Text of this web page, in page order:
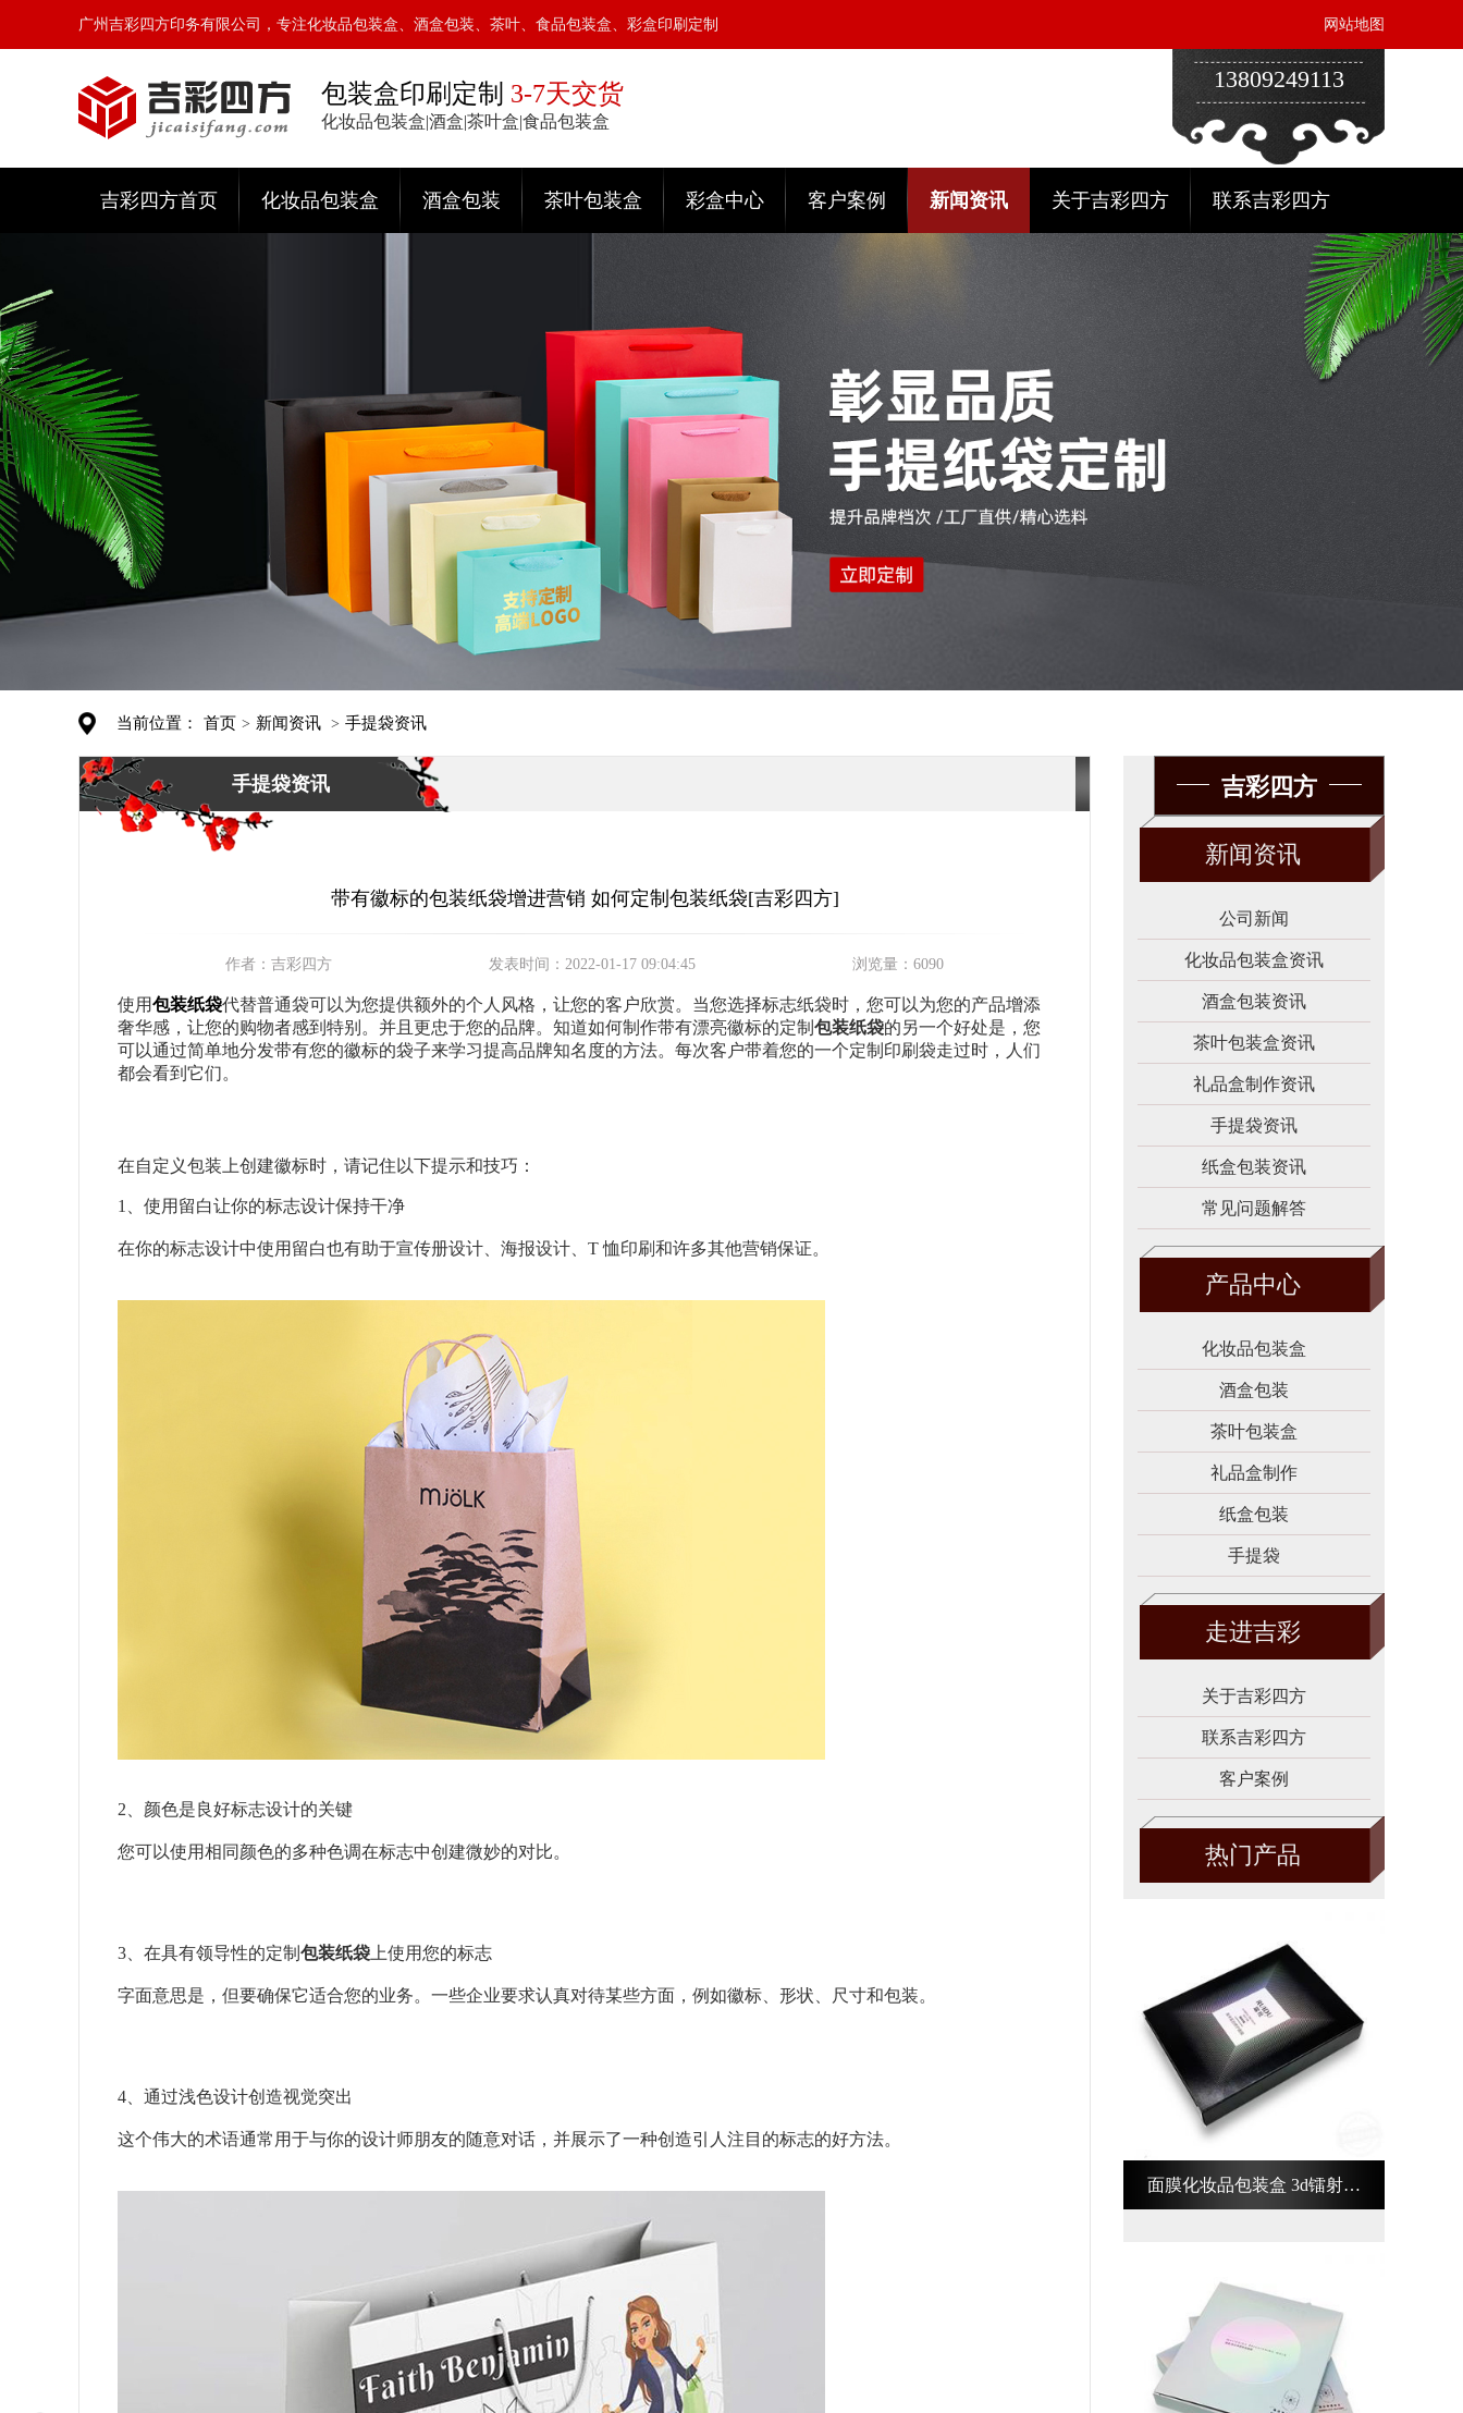
广州吉彩四方印务有限公司，专注化妆品包装盒、酒盒包装、茶叶、食品包装盒、彩盒印刷定制 网站地图
包装盒印刷定制 3-7天交货
化妆品包装盒|酒盒|茶叶盒|食品包装盒
13809249113
吉彩四方首页 化妆品包装盒 酒盒包装 茶叶包装盒 彩盒中心 客户案例 新闻资讯 关于吉彩四方 联系吉彩四方
当前位置： 首页 > 新闻资讯 > 手提袋资讯
手提袋资讯
带有徽标的包装纸袋增进营销 如何定制包装纸袋[吉彩四方]
作者： 吉彩四方 发表时间： 2022-01-17 09:04:45 浏览量： 6090
使用包装纸袋代替普通袋可以为您提供额外的个人风格，让您的客户欣赏。当您选择标志纸袋时，您可以为您的产品增添
奢华感，让您的购物者感到特别。并且更忠于您的品牌。知道如何制作带有漂亮徽标的定制 包装纸袋的另一个好处是，您
可以通过简单地分发带有您的徽标的袋子来学习提高品牌知名度的方法。每次客户带着您的一个定制印刷袋走过时，人们
都会看到它们。
在自定义包装上创建徽标时，请记住以下提示和技巧：
1、使用留白让你的标志设计保持干净
在你的标志设计中使用留白也有助于宣传册设计、海报设计、T 恤印刷和许多其他营销保证。
2、颜色是良好标志设计的关键
您可以使用相同颜色的多种色调在标志中创建微妙的对比。
3、在具有领导性的定制 包装纸袋 上使用您的标志
字面意思是，但要确保它适合您的业务。一些企业要求认真对待某些方面，例如徽标、形状、尺寸和包装。
4、通过浅色设计创造视觉突出
这个伟大的术语通常用于与你的设计师朋友的随意对话，并展示了一种创造引人注目的标志的好方法。
吉彩四方
新闻资讯
公司新闻
化妆品包装盒资讯
酒盒包装资讯
茶叶包装盒资讯
礼品盒制作资讯
手提袋资讯
纸盒包装资讯
常见问题解答
产品中心
化妆品包装盒
酒盒包装
茶叶包装盒
礼品盒制作
纸盒包装
手提袋
走进吉彩
关于吉彩四方
联系吉彩四方
客户案例
热门产品
面膜化妆品包装盒 3d镭射化